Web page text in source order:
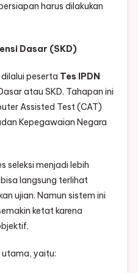
harus dilakukan
Dasar (SKD)
peserta Tes IPDN
atau SKD. Tahapan ini
Assisted Test (CAT)
Kepegawaian Negara
seleksi menjadi lebih
langsung terlihat
ujian. Namun sistem ini
ketat karena
utama, yaitu: